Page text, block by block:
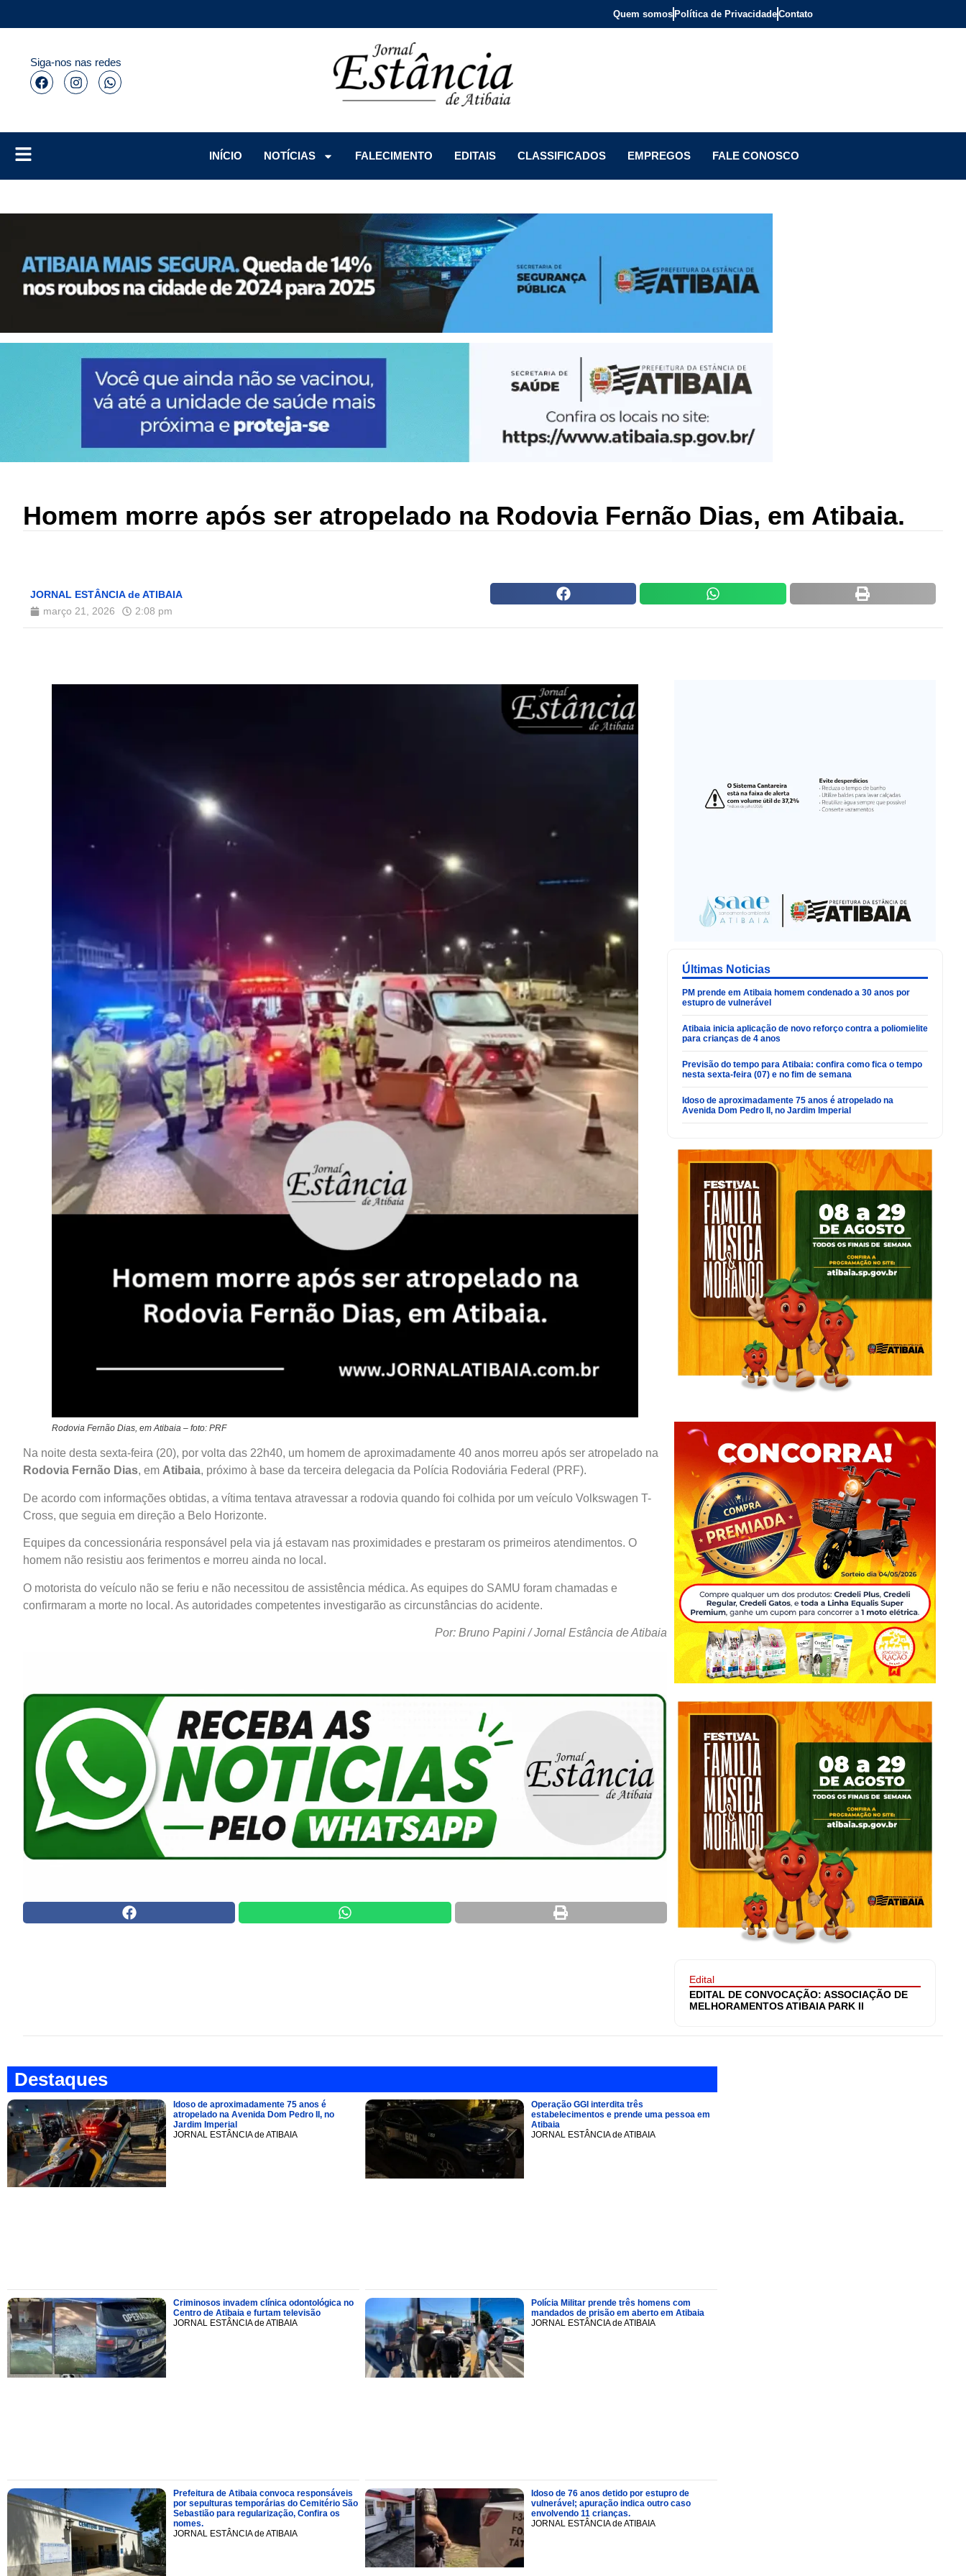
Quem somos Política de PrivacidadeContato
Siga-nos nas redes
INÍCIO
NOTÍCIAS FALECIMENTO EDITAIS CLASSIFICADOS EMPREGOS FALE CONOSCO
Homem morre após ser atropelado na Rodovia Fernão Dias, em Atibaia.
JORNAL ESTÂNCIA de ATIBAIA
março 21, 2026
2:08 pm
Rodovia Fernão Dias, em Atibaia – foto: PRF
Na noite desta sexta-feira (20), por volta das 22h40, um homem de aproximadamente 40 anos morreu após ser atropelado na
Rodovia Fernão Dias, em Atibaia, próximo à base da terceira delegacia da Polícia Rodoviária Federal (PRF).
De acordo com informações obtidas, a vítima tentava atravessar a rodovia quando foi colhida por um veículo Volkswagen T-
Cross, que seguia em direção a Belo Horizonte.
Equipes da concessionária responsável pela via já estavam nas proximidades e prestaram os primeiros atendimentos. O
homem não resistiu aos ferimentos e morreu ainda no local.
O motorista do veículo não se feriu e não necessitou de assistência médica. As equipes do SAMU foram chamadas e
confirmaram a morte no local. As autoridades competentes investigarão as circunstâncias do acidente.
Por: Bruno Papini / Jornal Estância de Atibaia
Últimas Noticias
PM prende em Atibaia homem condenado a 30 anos por
estupro de vulnerável
Atibaia inicia aplicação de novo reforço contra a poliomielite
para crianças de 4 anos
Previsão do tempo para Atibaia: confira como fica o tempo
nesta sexta-feira (07) e no fim de semana
Idoso de aproximadamente 75 anos é atropelado na
Avenida Dom Pedro II, no Jardim Imperial
Edital
EDITAL DE CONVOCAÇÃO: ASSOCIAÇÃO DE
MELHORAMENTOS ATIBAIA PARK II
Destaques
Idoso de aproximadamente 75 anos é
atropelado na Avenida Dom Pedro II, no
Jardim Imperial
JORNAL ESTÂNCIA de ATIBAIA
Operação GGI interdita três
estabelecimentos e prende uma pessoa em
Atibaia
JORNAL ESTÂNCIA de ATIBAIA
Criminosos invadem clínica odontológica no
Centro de Atibaia e furtam televisão
JORNAL ESTÂNCIA de ATIBAIA
Polícia Militar prende três homens com
mandados de prisão em aberto em Atibaia
JORNAL ESTÂNCIA de ATIBAIA
Prefeitura de Atibaia convoca responsáveis
por sepulturas temporárias do Cemitério São
Sebastião para regularização, Confira os
nomes.
JORNAL ESTÂNCIA de ATIBAIA
Idoso de 76 anos detido por estupro de
vulnerável; apuração indica outro caso
envolvendo 11 crianças.
JORNAL ESTÂNCIA de ATIBAIA